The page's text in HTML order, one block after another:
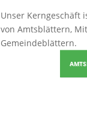
Unser Kerngeschäft
von Amtsblättern,
Gemeindeblättern.